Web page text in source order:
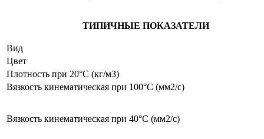
ТИПИЧНЫЕ ПОКАЗАТЕЛИ
Вид
Цвет
Плотность при 20°C (кг/м3)
Вязкость кинематическая при 100°C (мм2/с)
Вязкость кинематическая при 40°C (мм2/с)